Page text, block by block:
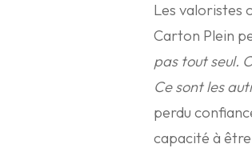
Les valoristes
Carton Plein
pas tout seul.
Ce sont les
perdu
capacité à être